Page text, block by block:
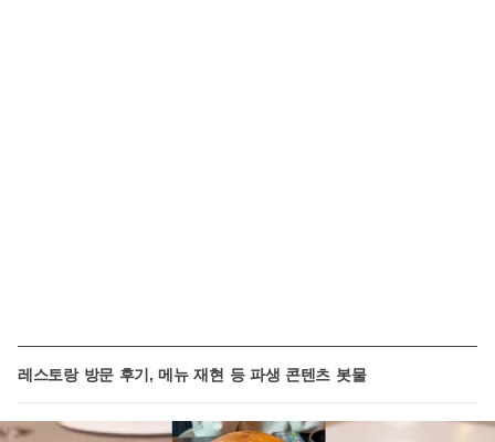
레스토랑 방문 후기, 메뉴 재현 등 파생 콘텐츠 봇물